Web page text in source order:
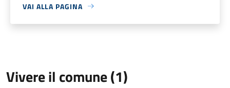
VAI ALLA PAGINA
Vivere il comune (1)